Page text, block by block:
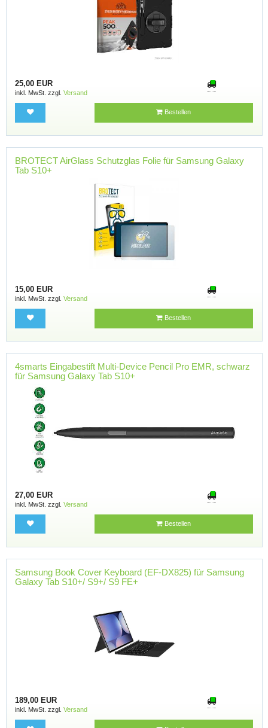
25,00 EUR
inkl. MwSt. zzgl. Versand
Bestellen
BROTECT AirGlass Schutzglas Folie für Samsung Galaxy
Tab S10+
15,00 EUR
inkl. MwSt. zzgl. Versand
Bestellen
4smarts Eingabestift Multi-Device Pencil Pro EMR, schwarz
für Samsung Galaxy Tab S10+
27,00 EUR
inkl. MwSt. zzgl. Versand
Bestellen
Samsung Book Cover Keyboard (EF-DX825) für Samsung
Galaxy Tab S10+/ S9+/ S9 FE+
189,00 EUR
inkl. MwSt. zzgl. Versand